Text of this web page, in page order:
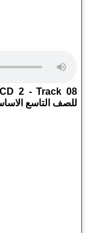
للصف التاسع